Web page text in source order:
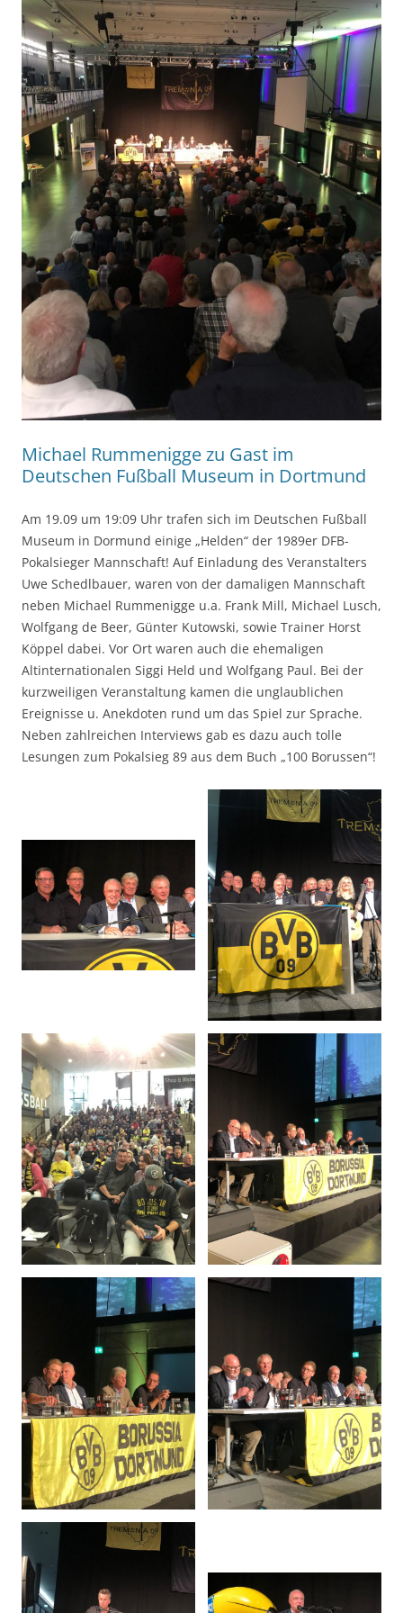
Michael Rummenigge zu Gast im
Deutschen Fußball Museum in Dortmund
Am 19.09 um 19:09 Uhr trafen sich im Deutschen Fußball
Museum in Dormund einige „Helden“ der 1989er DFB-
Pokalsieger Mannschaft! Auf Einladung des Veranstalters
Uwe Schedlbauer, waren von der damaligen Mannschaft
neben Michael Rummenigge u.a. Frank Mill, Michael Lusch,
Wolfgang de Beer, Günter Kutowski, sowie Trainer Horst
Köppel dabei. Vor Ort waren auch die ehemaligen
Altinternationalen Siggi Held und Wolfgang Paul. Bei der
kurzweiligen Veranstaltung kamen die unglaublichen
Ereignisse u. Anekdoten rund um das Spiel zur Sprache.
Neben zahlreichen Interviews gab es dazu auch tolle
Lesungen zum Pokalsieg 89 aus dem Buch „100 Borussen“!